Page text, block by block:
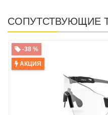
СОПУТСТВУЮЩИЕ
-38 %
АКЦИЯ